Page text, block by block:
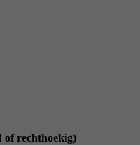
of rechthoekig)